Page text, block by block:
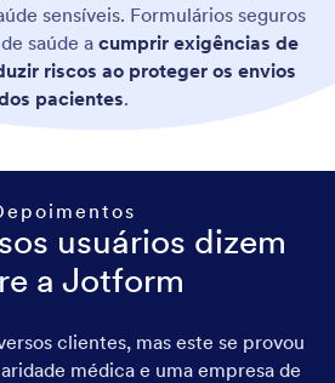
sensíveis. Formulários seguros
saúde a cumprir exigências de
riscos ao proteger os envios
pacientes.
usuários dizem
a Jotform
clientes, mas este se provou
médica e uma empresa de